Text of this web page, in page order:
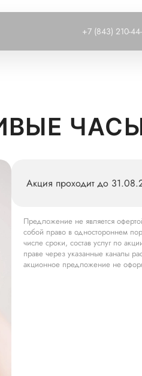
+7 (843) 210-
Акция проходит до
Предложение не является
собой право в одностороннем
числе сроки, состав услуг по
праве через указанные каналы
акционное предложение не